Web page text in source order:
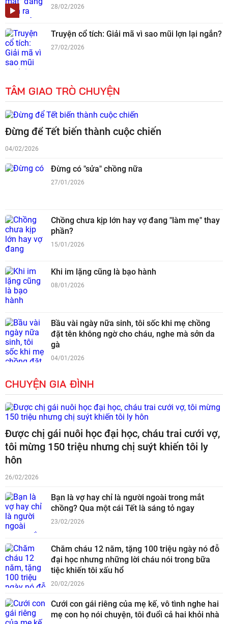
28/02/2026
Truyện cổ tích: Giải mã vì sao mũi lợn lại ngắn?
27/02/2026
TÂM GIAO TRÒ CHUYỆN
Đừng để Tết biến thành cuộc chiến
04/02/2026
Đừng có "sửa" chồng nữa
27/01/2026
Chồng chưa kịp lớn hay vợ đang "làm mẹ" thay
phần?
15/01/2026
Khi im lặng cũng là bạo hành
08/01/2026
Bầu vài ngày nữa sinh, tôi sốc khi mẹ chồng
đặt tên không ngờ cho cháu, nghe mà sởn da
gà
04/01/2026
CHUYỆN GIA ĐÌNH
Được chị gái nuôi học đại học, cháu trai cưới vợ,
tôi mừng 150 triệu nhưng chị suýt khiến tôi ly
hôn
26/02/2026
Bạn là vợ hay chỉ là người ngoài trong mắt
chồng? Qua một cái Tết là sáng tỏ ngay
23/02/2026
Chăm cháu 12 năm, tặng 100 triệu ngày nó đỗ
đại học nhưng những lời cháu nói trong bữa
tiệc khiến tôi xấu hổ
20/02/2026
Cưới con gái riêng của mẹ kế, vô tình nghe hai
mẹ con họ nói chuyện, tôi đuổi cả hai khỏi nhà